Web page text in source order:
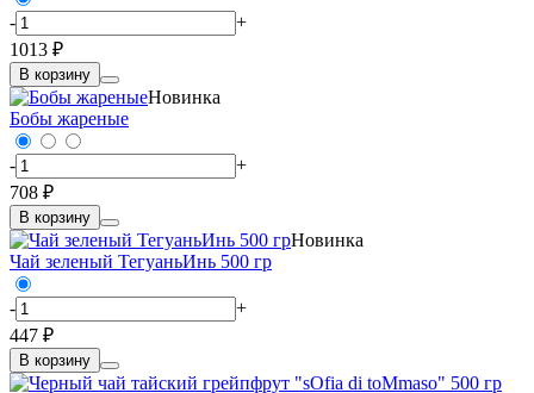
-
+
1013 ₽
В корзину
Новинка
Бобы жареные
-
+
708 ₽
В корзину
Новинка
Чай зеленый ТегуаньИнь 500 гр
-
+
447 ₽
В корзину